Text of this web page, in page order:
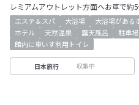
レミアムアウトレット方面へお車で約
エステ＆スパ 大浴場 大浴場がある
ホテル
天然温泉 露天風呂 駐車
館内に車いす利用トイレ
日本旅行 収集中